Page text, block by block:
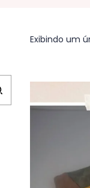
Exibindo um